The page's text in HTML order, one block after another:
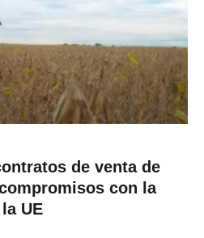
de venta de
con la
UE